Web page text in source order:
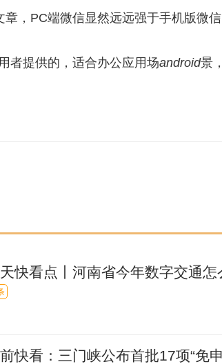
，PC端微信显然远远强于手机版微信
者提供的，适合办公应用场android景
快看点丨河南省今年数字交通怎
明确
快看：三门峡公布首批17项“免